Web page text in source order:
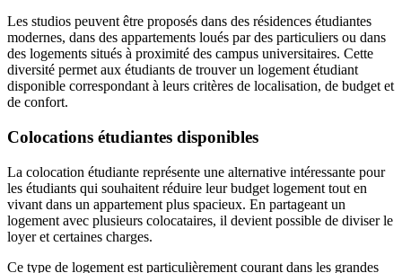
Les studios peuvent être proposés dans des résidences étudiantes
modernes, dans des appartements loués par des particuliers ou dans
des logements situés à proximité des campus universitaires. Cette
diversité permet aux étudiants de trouver un logement étudiant
disponible correspondant à leurs critères de localisation, de budget et
de confort.
Colocations étudiantes disponibles
La colocation étudiante représente une alternative intéressante pour
les étudiants qui souhaitent réduire leur budget logement tout en
vivant dans un appartement plus spacieux. En partageant un
logement avec plusieurs colocataires, il devient possible de diviser le
loyer et certaines charges.
Ce type de logement est particulièrement courant dans les grandes